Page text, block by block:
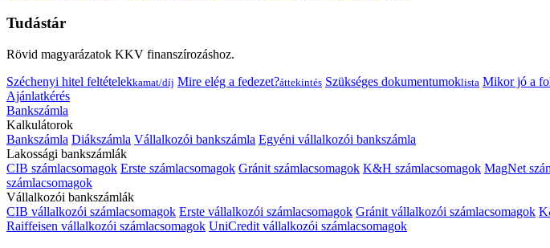
Tudástár
Rövid magyarázatok KKV finanszírozáshoz.
Széchenyi hitel feltételekkamat/díj Mire elég a fedezet?áttekintés Szükséges dokumentumoklista Mikor jó a
Ajánlatkérés
Bankszámla
Kalkulátorok
Bankszámla Diákszámla Vállalkozói bankszámla Egyéni vállalkozói bankszámla
Lakossági bankszámlák
CIB számlacsomagok Erste számlacsomagok Gránit számlacsomagok K&H számlacsomagok MagNet
számlacsomagok
Vállalkozói bankszámlák
CIB vállalkozói számlacsomagok Erste vállalkozói számlacsomagok Gránit vállalkozói számlacsomagok
Raiffeisen vállalkozói számlacsomagok UniCredit vállalkozói számlacsomagok